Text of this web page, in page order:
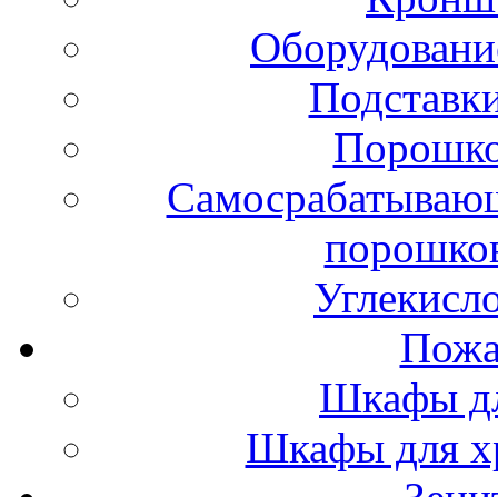
Шкафы
Шкафы для